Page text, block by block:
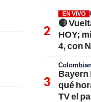
EN VIVO
🔴
HOY;
4, con
Bayern
qué
TV el